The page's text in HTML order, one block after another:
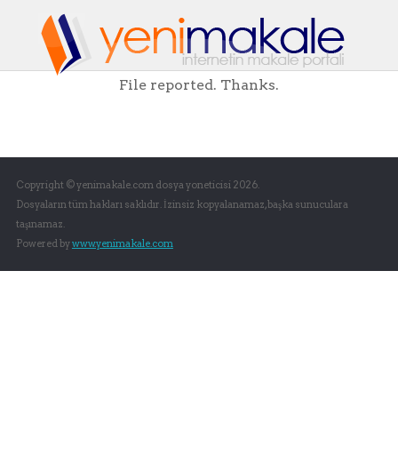
File reported. Thanks.
Copyright © yenimakale.com dosya yoneticisi 2026.
Dosyaların tüm hakları saklıdır. İzinsiz kopyalanamaz, başka sunuculara
taşınamaz.
Powered bywww.yenimakale.com